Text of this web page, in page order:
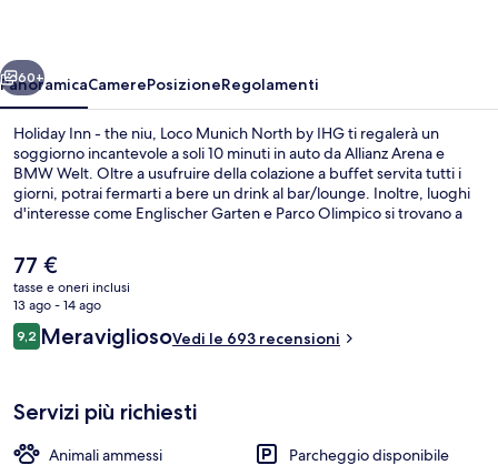
Loco
Munich
North
by
IHG
Avanti
60+
PanoramicaCamerePosizioneRegolamenti
Holiday Inn - the niu, Loco Munich North by IHG ti regalerà un
soggiorno incantevole a soli 10 minuti in auto da Allianz Arena e
BMW Welt. Oltre a usufruire della colazione a buffet servita tutti i
giorni, potrai fermarti a bere un drink al bar/lounge. Inoltre, luoghi
d'interesse come Englischer Garten e Parco Olimpico si trovano a
lodano il personale gentile della struttura. Approfitta dei mezzi
pubblici nelle vicinanze: Studentenstadt U-Bahn è a 7 min e
Freimann U-Bahn a 15 min a piedi.
Il
prezzo
attuale
è
77 €
77 €
tasse e oneri inclusi
13 ago - 14 ago
Recensioni
9,29,2 su 10
MeravigliosoVedi le 693 recensioni
Servizi più richiesti
Animali ammessi
Parcheggio disponibile